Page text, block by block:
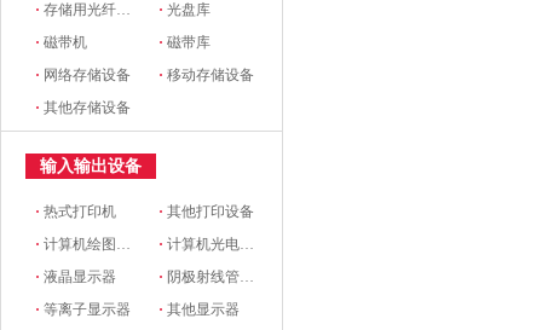
·存储用光纤交换机 ·光盘库
·磁带机 ·磁带库
· 网络存储设备 ·移动存储设备
·其他存储设备
输入输出设备
·热式打印机 ·其他打印设备
·计算机绘图设备 ·计算机光电设备
·液晶显示器 · 阴极射线管显示器
·等离子显示器 ·其他显示器